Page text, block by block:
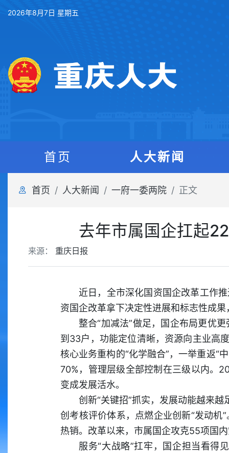
2026年8月7日 星期五
首页 人大新闻
首页 人大新闻 一府一委两院 正文
去年市属国企扛起
来源： 重庆日报
近日，全市深化国资国企改革工作
资国企改革拿下决定性进展和标志性成
整合“加减法”做足，国企布局更优
到33户，功能定位清晰，资源向主业高
核心业务重构的“化学融合”，一举重返“
70%，管理层级全部控制在三级以内。
变成发展活水。
创新“关键招”抓实，发展动能越来
创考核评价体系，点燃企业创新“发动机
热销。改革以来，市属国企攻克55项国
服务“大战略”扛牢，国企担当看得